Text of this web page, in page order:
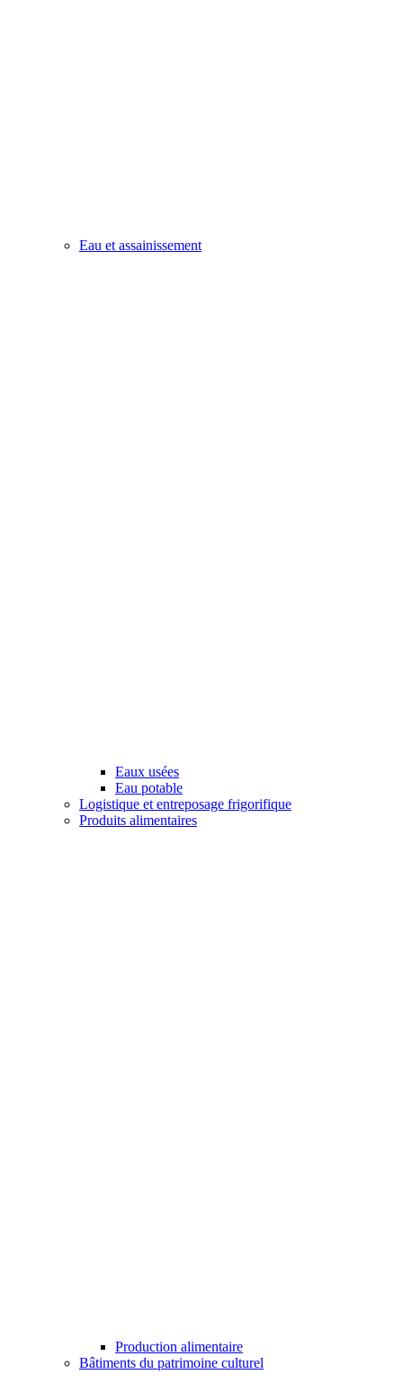
Eau et assainissement
Eaux usées
Eau potable
Logistique et entreposage frigorifique
Produits alimentaires
Production alimentaire
Bâtiments du patrimoine culturel